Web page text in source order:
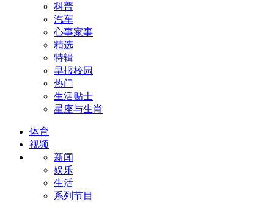
科普
汽车
心事家事
精选
特辑
早报校园
热门
生活贴士
星座与生肖
体育
视频
新闻
娱乐
生活
系列节目